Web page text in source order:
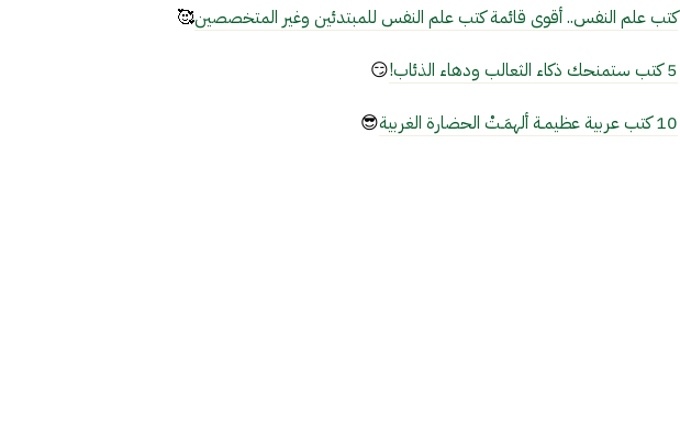
كتب علم النفس.. أقوى قائمة كتب علم النفس للمبتدئين وغير المتخصصين🥰
5 كتب ستمنحك ذكاء الثعالب ودهاء الذئاب!
😏
10 كتب عربية عظيمـة ألهمَـتْ الحضارة الغربية
😎